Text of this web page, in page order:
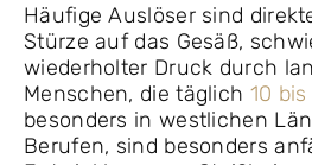
Häufige Auslöser sind
Stürze auf das Gesäß,
wiederholter Druck durch
Menschen, die täglich 10
besonders in westlichen
Berufen, sind besonders